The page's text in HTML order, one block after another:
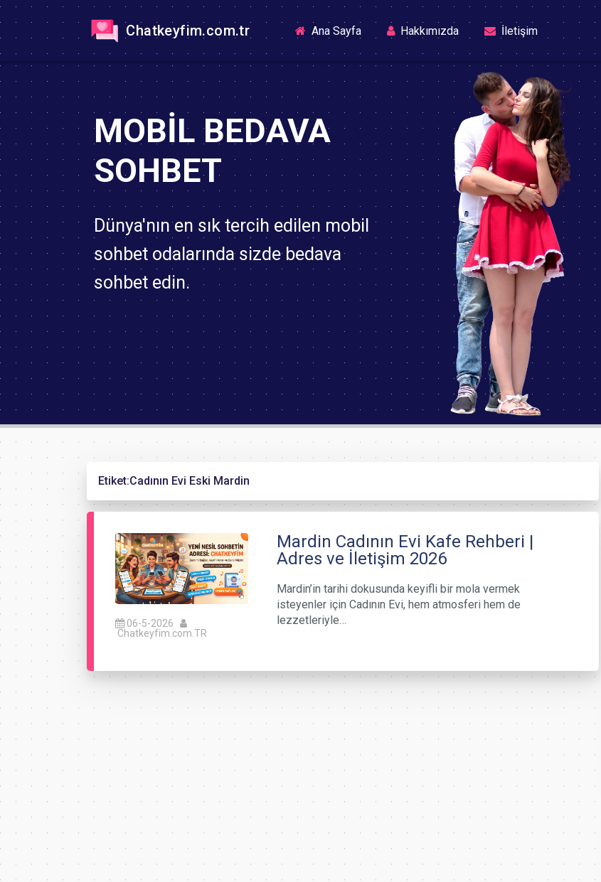
Chatkeyfim.com.tr Ana Sayfa(current)Hakkımızda İletişim
MOBIL BEDAVA
SOHBET
Dünya'nın en sık tercih edilen mobil
sohbet odalarında sizde bedava
sohbet edin.
Etiket:Cadının Evi Eski Mardin
06-5-2026
Chatkeyfim.com.TR
Mardin Cadının Evi Kafe Rehberi |
Adres ve İletişim 2026
Mardin’in tarihi dokusunda keyifli bir mola vermek
isteyenler için Cadının Evi, hem atmosferi hem de
lezzetleriyle…